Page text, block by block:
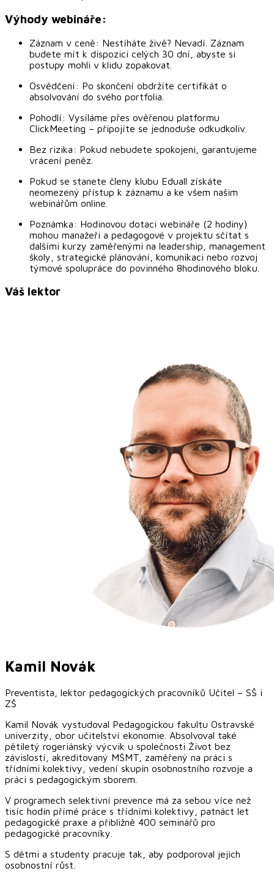
Výhody webináře:
Záznam v ceně: Nestíháte živě? Nevadí. Záznam
budete mít k dispozici celých 30 dní, abyste si
postupy mohli v klidu zopakovat.
Osvědčení: Po skončení obdržíte certifikát o
absolvování do svého portfolia.
Pohodlí: Vysíláme přes ověřenou platformu
ClickMeeting – připojíte se jednoduše odkudkoliv.
Bez rizika: Pokud nebudete spokojeni, garantujeme
vrácení peněz.
Pokud se stanete členy klubu Eduall získáte
neomezený přístup k záznamu a ke všem našim
webinářům online.
Poznámka: Hodinovou dotaci webináře (2 hodiny)
mohou manažeři a pedagogové v projektu sčítat s
dalšími kurzy zaměřenými na leadership, management
školy, strategické plánování, komunikaci nebo rozvoj
týmové spolupráce do povinného 8hodinového bloku.
Váš lektor
Kamil Novák
Preventista, lektor pedagogických pracovníků Učitel – SŠ i
ZŠ
Kamil Novák vystudoval Pedagogickou fakultu Ostravské
univerzity, obor učitelství ekonomie. Absolvoval také
pětiletý rogeriánský výcvik u společnosti Život bez
závislostí, akreditovaný MŠMT, zaměřený na práci s
třídními kolektivy, vedení skupin osobnostního rozvoje a
práci s pedagogickým sborem.
V programech selektivní prevence má za sebou více než
tisíc hodin přímé práce s třídními kolektivy, patnáct let
pedagogické praxe a přibližně 400 seminářů pro
pedagogické pracovníky.
S dětmi a studenty pracuje tak, aby podporoval jejich
osobnostní růst.